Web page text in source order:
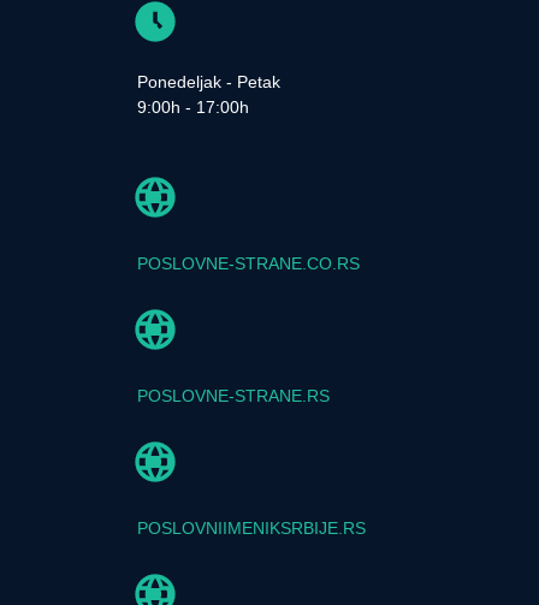
Ponedeljak - Petak
9:00h - 17:00h
POSLOVNE-STRANE.CO.RS
POSLOVNE-STRANE.RS
POSLOVNIIMENIKSRBIJE.RS